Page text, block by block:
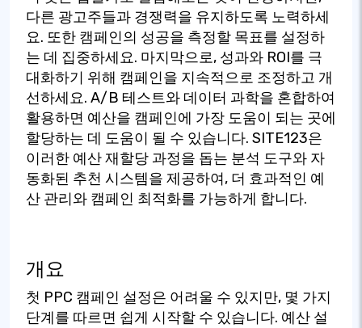
다른 광고주들과 경쟁력을 유지하도록 노력하세
요. 또한 캠페인의 성공을 측정할 목표를 설정하
는 데 집중하세요. 마지막으로, 성과와 ROI를 극
대화하기 위해 캠페인을 지속적으로 조정하고 개
선하세요. A/B 테스트와 데이터 과학을 혼합하여
활용하면 예산을 캠페인에 가장 도움이 되는 곳에
할당하는 데 도움이 될 수 있습니다. SITE123은
이러한 예산 재할당 과정을 돕는 분석 도구와 자
동화된 추천 시스템을 제공하여, 더 효과적인 예
산 관리와 캠페인 최적화를 가능하게 합니다.
개요
첫 PPC 캠페인 설정은 어려울 수 있지만, 몇 가지
단계를 따르면 쉽게 시작할 수 있습니다. 예산 설